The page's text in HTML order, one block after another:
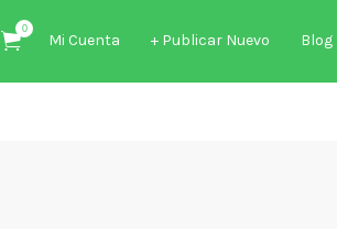
0
Mi Cuenta + Publicar Nuevo Blog